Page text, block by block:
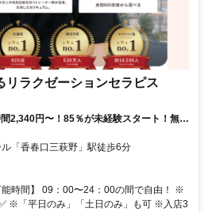
リラクゼーションセラピス
2,340円〜！85％が未経験スタート！無料
好きな時間に収入を得られます⏰【福岡
レール「香春口三萩野」駅徒歩6分
時間】 09：00〜24：00の間で自由！ ※
※「平日のみ」「土日のみ」も可 ※入店3